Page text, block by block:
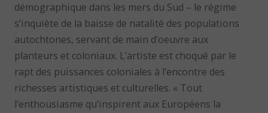
démographique dans les mers du Sud – le régime
s’inquiète de la baisse de natalité des populations
autochtones, servant de main d’oeuvre aux
planteurs et coloniaux. L’artiste est choqué par le
rapt des puissances coloniales à l’encontre des
richesses artistiques et culturelles. « Tout
l’enthousiasme qu’inspirent aux Européens la